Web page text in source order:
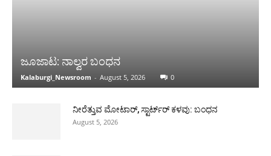
ಜೂಜಾಟ: ನಾಲ್ವರ ಬಂಧನ
Kalaburgi_Newsroom - August 5, 2026 0
ನೀರೆತ್ತುವ ಮೋಟಾರ್, ಸ್ಟಾರ್ಟ್‍ರ್ ಕಳವು: ಬಂಧನ
August 5, 2026